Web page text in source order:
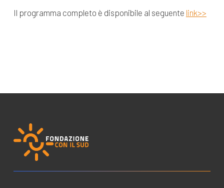
Il programma completo è disponibile al seguente link>>